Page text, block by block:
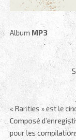
Album MP3
« Rarities » est le
Composé
pour les